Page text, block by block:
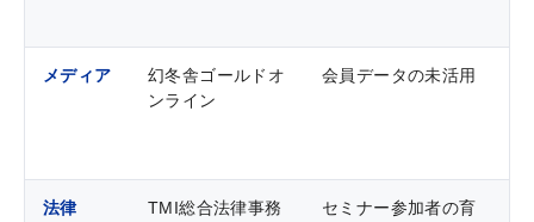
メディア
幻冬舎ゴールドオ
ンライン
会員データの未活用
法律
TMI総合法律事務
セミナー参加者の育